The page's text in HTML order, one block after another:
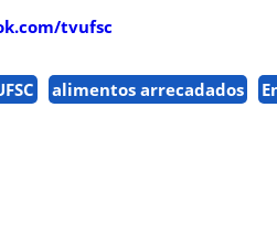
tvufsc
alimentos arrecadados